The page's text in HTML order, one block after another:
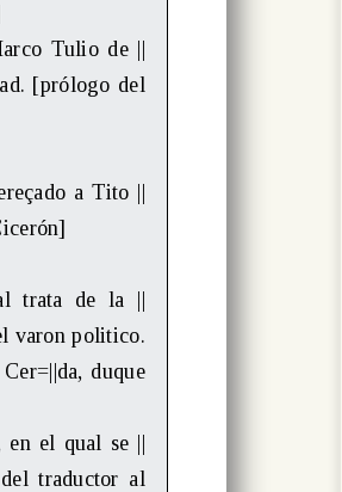
Tulio de ||
[prólogo del
a Tito ||
trata de la ||
varon politico.
duque
el qual se ||
traductor al